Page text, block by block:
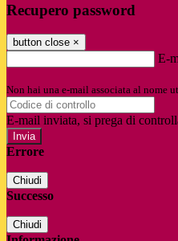
Recupero password
button close ×
E-
Non hai una e-mail associata al nome
E-mail inviata, si prega di
Errore
Chiudi
Successo
Chiudi